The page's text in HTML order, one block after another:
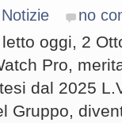
Notizie no
oggi, 2
Pro,
dal 2025
Gruppo,